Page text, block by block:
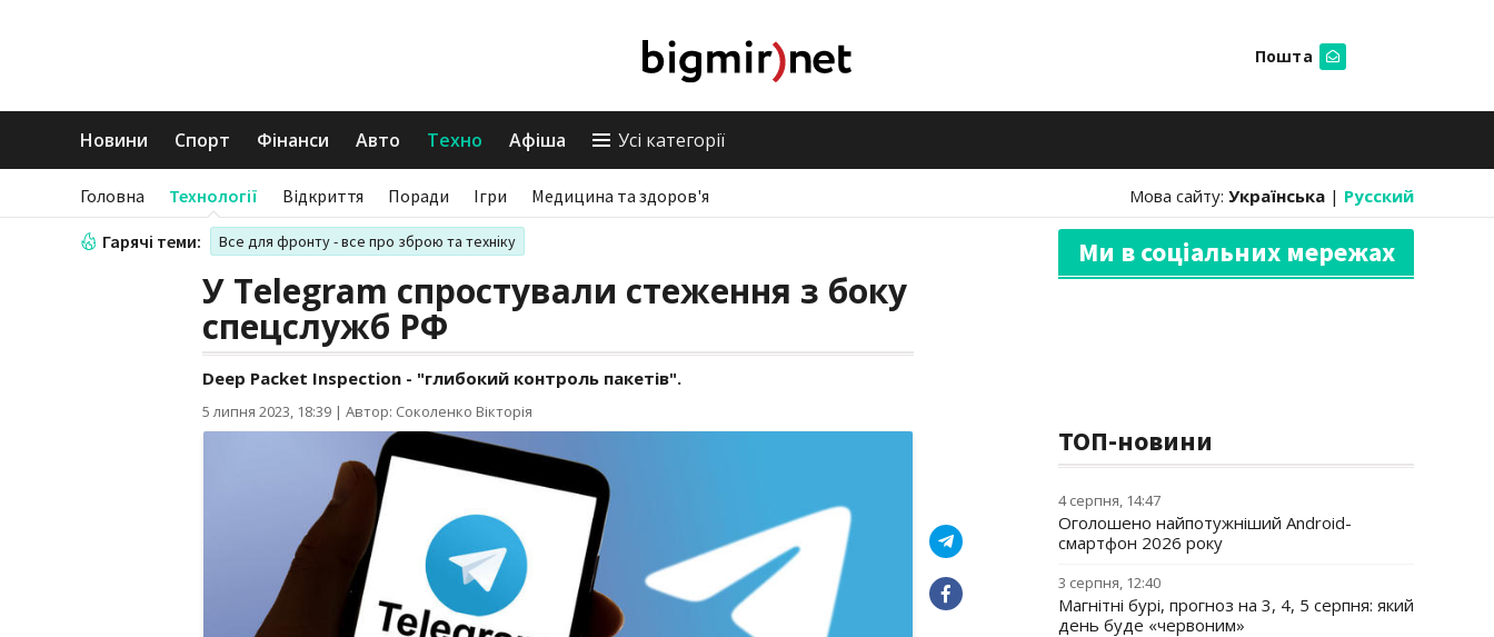
Пошта
Новини Спорт Фінанси Авто Техно Афіша Усі категорії
Головна Технології Відкриття Поради Ігри Медицина та здоров'я Мова сайту: Українська | Русский
Гарячі теми: Все для фронту - все про зброю та техніку
У Telegram спростували стеження з боку
спецслужб РФ
Deep Packet Inspection - "глибокий контроль пакетів".
5 липня 2023, 18:39 | Автор: Соколенко Вікторія
Ми в соціальних мережах
ТОП-новини
4 серпня, 14:47
Оголошено найпотужніший Android-
смартфон 2026 року
3 серпня, 12:40
Магнітні бурі, прогноз на 3, 4, 5 серпня: який
день буде «червоним»